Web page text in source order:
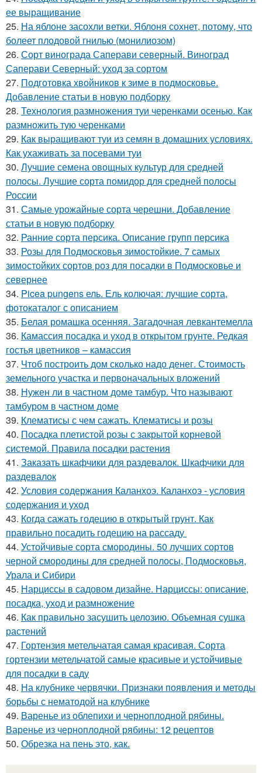
ее выращивание
25. На яблоне засохли ветки. Яблоня сохнет, потому, что
болеет плодовой гнилью (монилиозом)
26. Сорт винограда Саперави северный. Виноград
Саперави Северный: уход за сортом
27. Подготовка хвойников к зиме в подмосковье.
Добавление статьи в новую подборку
28. Технология размножения туи черенками осенью. Как
размножить тую черенками
29. Как выращивают туи из семян в домашних условиях.
Как ухаживать за посевами туи
30. Лучшие семена овощных культур для средней
полосы. Лучшие сорта помидор для средней полосы
России
31. Самые урожайные сорта черешни. Добавление
статьи в новую подборку
32. Ранние сорта персика. Описание групп персика
33. Розы для Подмосковья зимостойкие. 7 самых
зимостойких сортов роз для посадки в Подмосковье и
севернее
34. Picea pungens ель. Ель колючая: лучшие сорта,
фотокаталог с описанием
35. Белая ромашка осенняя. Загадочная левкантемелла
36. Камассия посадка и уход в открытом грунте. Редкая
гостья цветников – камассия
37. Чтоб построить дом сколько надо денег. Стоимость
земельного участка и первоначальных вложений
38. Нужен ли в частном доме тамбур. Что называют
тамбуром в частном доме
39. Клематисы с чем сажать. Клематисы и розы
40. Посадка плетистой розы с закрытой корневой
системой. Правила посадки растения
41. Заказать шкафчики для раздевалок. Шкафчики для
раздевалок
42. Условия содержания Каланхоэ. Каланхоэ - условия
содержания и уход
43. Когда сажать годецию в открытый грунт. Как
правильно посадить годецию на рассаду
44. Устойчивые сорта смородины. 50 лучших сортов
черной смородины для средней полосы, Подмосковья,
Урала и Сибири
45. Нарциссы в садовом дизайне. Нарциссы: описание,
посадка, уход и размножение
46. Как правильно засушить целозию. Объемная сушка
растений
47. Гортензия метельчатая самая красивая. Сорта
гортензии метельчатой самые красивые и устойчивые
для посадки в саду
48. На клубнике червячки. Признаки появления и методы
борьбы с нематодой на клубнике
49. Варенье из облепихи и черноплодной рябины.
Варенье из черноплодной рябины: 12 рецептов
50. Обрезка на пень это, как.